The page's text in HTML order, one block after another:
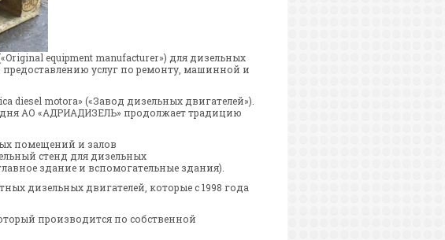
equipment manufacturer») для дизельных
предоставлению услуг по ремонту, машинной и
diesel motora» («Завод дизельных двигателей»).
АО «АДРИАДИЗЕЛЬ» продолжает традицию
помещений и залов
стенд для дизельных
здание и вспомогательные здания).
дизельных двигателей, которые с 1998 года
производится по собственной